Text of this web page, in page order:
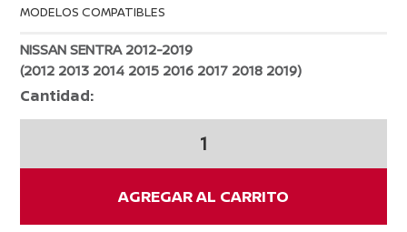
MODELOS COMPATIBLES
NISSAN SENTRA 2012-2019
(2012 2013 2014 2015 2016 2017 2018 2019)
Cantidad:
Aceite
AGREGAR AL CARRITO